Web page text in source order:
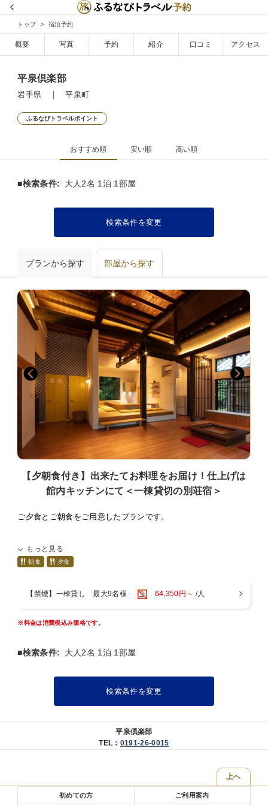
トップ 宿泊予約
概要 写真 予約 紹介 口コミ アクセス
平泉倶楽部
岩手県 ｜ 平泉町
ふるなびトラベルポイント
おすすめ順 安い順 高い順
■検索条件: 大人2名 1泊 1部屋
検索条件を変更
プランから探す 部屋から探す
【夕朝食付き】出来たてお料理をお届け！仕上げは
館内キッチンにて＜一棟貸切の別荘宿＞
ご夕食とご朝食をご用意したプランです。
地元の飲食店から地元の食材をふんだんに使用したお料理をお届
けします。
ご朝食
時間：7時00分〜9時00分開始
ドアップも可能です。
「平泉倶楽部〜FARM＆RESORT〜」は、世界遺産のまち平泉町
を趣を残しながらも快適に過ごせるようリノベーションいたしま
景と緩やかな時間の移ろいのなかで心静まるひとときをお楽しみ
●チェックイン方法
もっと見る
朝食 夕食
【禁煙】一棟貸し 最大9名様 64,350円～ /人
※料金は消費税込み価格です。
■検索条件: 大人2名 1泊 1部屋
検索条件を変更
平泉倶楽部
TEL： 0191-26-0015
上へ
初めての方 ご利用案内